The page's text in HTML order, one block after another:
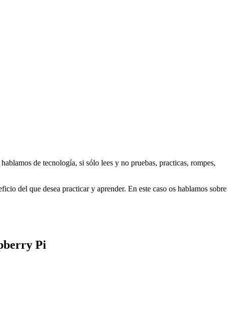
de tecnología, si sólo lees y no pruebas, practicas, rompes,
del que desea practicar y aprender. En este caso os hablamos sobre
Pi